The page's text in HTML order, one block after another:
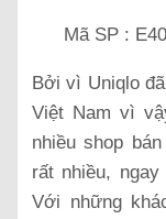
Mã SP :
Bởi vì Uniqlo
Việt Nam vì
nhiều shop
rất nhiều,
Với những